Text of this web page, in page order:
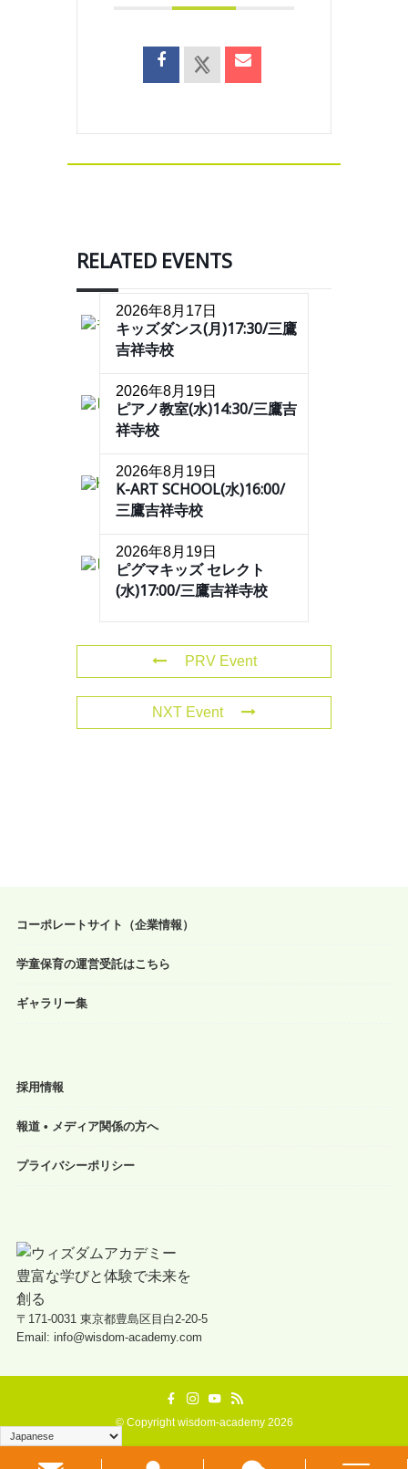
RELATED EVENTS
2026年8月17日
キッズダンス(月)17:30/三鷹
吉祥寺校
2026年8月19日
ピアノ教室(水)14:30/三鷹吉
祥寺校
2026年8月19日
K-ART SCHOOL(水)16:00/
三鷹吉祥寺校
2026年8月19日
ピグマキッズ セレクト
(水)17:00/三鷹吉祥寺校
PRV Event
NXT Event
コーポレートサイト（企業情報）
学童保育の運営受託はこちら
ギャラリー集
採用情報
報道 • メディア関係の方へ
プライバシーポリシー
〒171-0031 東京都豊島区目白2-20-5
Email: info@wisdom-academy.com
©Copyright wisdom-academy 2026